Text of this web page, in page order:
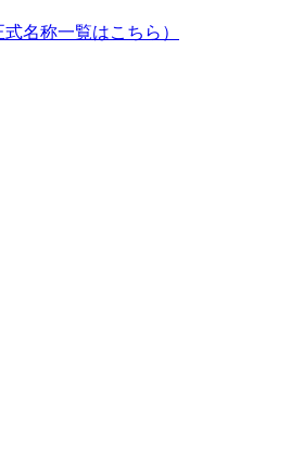
式名称一覧はこちら）